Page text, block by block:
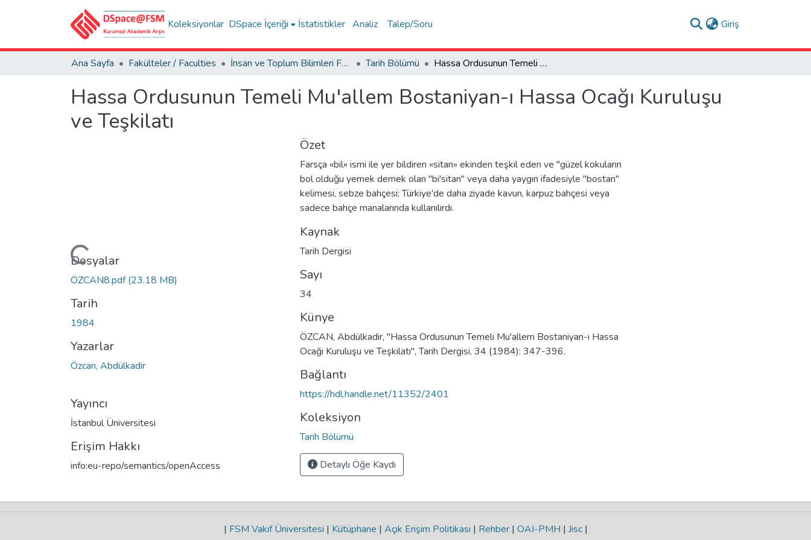
Koleksiyonlar DSpace İçeriği İstatistikler Analiz Talep/Soru Giriş
Ana Sayfa Fakülteler / Faculties İnsan ve Toplum Bilimleri Fakültesi / Faculty of Humanities and Social Sciences Tarih Bölümü Hassa Ordusunun Temeli Mu'allem Bostaniyan-ı Hassa Ocağı Kuruluşu ve Teşkilatı
Hassa Ordusunun Temeli Mu'allem Bostaniyan-ı Hassa Ocağı Kuruluşu
ve Teşkilatı
Yükleniyor...
Dosyalar
ÖZCAN8.pdf(23.18 MB)
Tarih
1984
Yazarlar
Özcan, Abdülkadir
Yayıncı
İstanbul Üniversitesi
Erişim Hakkı
info:eu-repo/semantics/openAccess
Özet
Farsça «bil» ismi ile yer bildiren «sitan» ekinden teşkil eden ve "güzel kokuların
bol olduğu yemek demek olan "bi'sitan" veya daha yaygın ifadesiyle "bostan"
kelimesi, sebze bahçesi; Türkiye'de daha ziyade kavun, karpuz bahçesi veya
sadece bahçe manalarında kullanılırdı.
Kaynak
Tarih Dergisi
Sayı
34
Künye
ÖZCAN, Abdülkadir, "Hassa Ordusunun Temeli Mu'allem Bostaniyan-ı Hassa
Ocağı Kuruluşu ve Teşkilatı", Tarih Dergisi, 34 (1984): 347-396.
Bağlantı
https://hdl.handle.net/11352/2401
Koleksiyon
Tarih Bölümü
Detaylı Öğe Kaydı
| FSM Vakıf Üniversitesi | Kütüphane | Açık Erişim Politikası | Rehber | OAI-PMH | Jisc |